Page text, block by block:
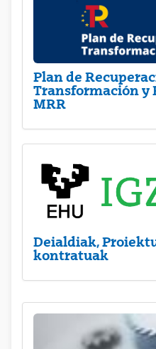
Plan de
Transformación y
MRR
Deialdiak,
kontratuak